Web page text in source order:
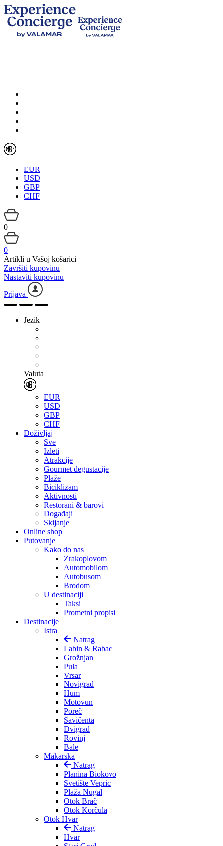
EUR
USD
GBP
CHF
0
0
Artikli u Vašoj košarici
Završiti kupovinu
Nastaviti kupovinu
Prijava
Jezik
Valuta
EUR
USD
GBP
CHF
Doživljaj
Sve
Izleti
Atrakcije
Gourmet degustacije
Plaže
Biciklizam
Aktivnosti
Restorani & barovi
Događaji
Skijanje
Online shop
Putovanje
Kako do nas
Zrakoplovom
Automobilom
Autobusom
Brodom
U destinaciji
Taksi
Prometni propisi
Destinacije
Istra
Natrag
Labin & Rabac
Grožnjan
Pula
Vrsar
Novigrad
Hum
Motovun
Poreč
Savičenta
Dvigrad
Rovinj
Bale
Makarska
Natrag
Planina Biokovo
Svetište Vepric
Plaža Nugal
Otok Brač
Otok Korčula
Otok Hvar
Natrag
Hvar